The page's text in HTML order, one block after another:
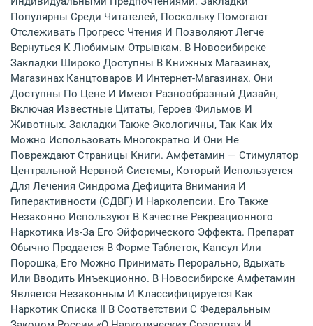
Популярны Среди Читателей, Поскольку Помогают
Отслеживать Прогресс Чтения И Позволяют Легче
Вернуться К Любимым Отрывкам. В Новосибирске
Закладки Широко Доступны В Книжных Магазинах,
Магазинах Канцтоваров И Интернет-Магазинах. Они
Доступны По Цене И Имеют Разнообразный Дизайн,
Включая Известные Цитаты, Героев Фильмов И
Животных. Закладки Также Экологичны, Так Как Их
Можно Использовать Многократно И Они Не
Повреждают Страницы Книги. Амфетамин — Стимулятор
Центральной Нервной Системы, Который Используется
Для Лечения Синдрома Дефицита Внимания И
Гиперактивности (СДВГ) И Нарколепсии. Его Также
Незаконно Используют В Качестве Рекреационного
Наркотика Из-За Его Эйфорического Эффекта. Препарат
Обычно Продается В Форме Таблеток, Капсул Или
Порошка, Его Можно Принимать Перорально, Вдыхать
Или Вводить Инъекционно. В Новосибирске Амфетамин
Является Незаконным И Классифицируется Как
Наркотик Списка II В Соответствии С Федеральным